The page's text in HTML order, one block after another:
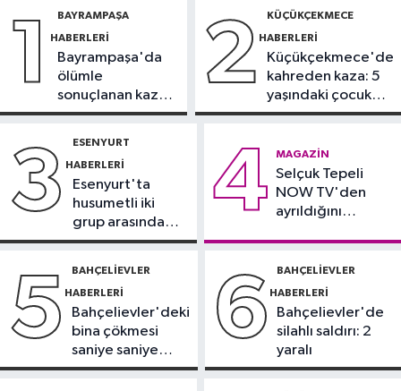
VAR'ları açıklandı
Sağlık
teknolojiyle uzuv kayıpları önleniyor'
listesi İzmitlileri kızdırdı
içinden yürüyerek geçiyorlar
1 BAYRAMPAŞA
HABERLERI
Bayrampaşa'da
ölümle
sonuçlanan kaza:
Sürücü
2 KÜÇÜKÇEKMECE
HABERLERI
Küçükçekmece'de
kahreden kaza: 5
yaşındaki çocuk
yoğun bakımda
3 ESENYURT
HABERLERI
Esenyurt'ta
husumetli iki
grup arasında
silahlı kavga
4 MAGAZIN
Selçuk Tepeli
NOW TV'den
ayrıldığını
5 BAHÇELIEVLER
HABERLERI
Bahçelievler'deki
bina çökmesi
saniye saniye
görüntülendi
6 BAHÇELIEVLER
HABERLERI
Bahçelievler'de
silahlı saldırı: 2
yaralı